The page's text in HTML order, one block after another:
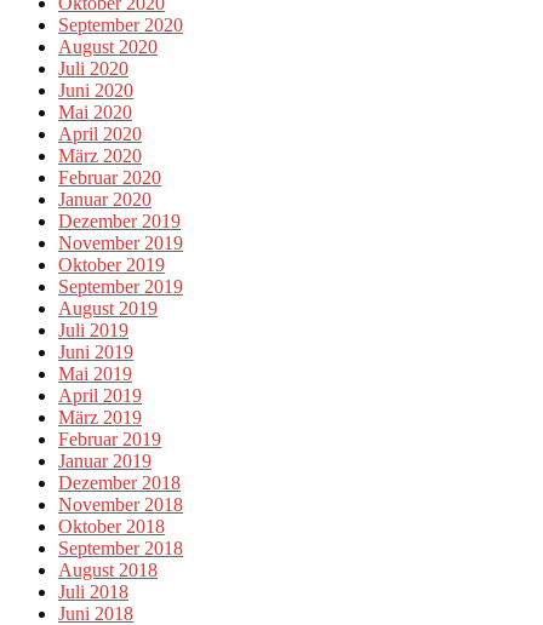
September 2020
August 2020
Juli 2020
Juni 2020
Mai 2020
April 2020
März 2020
Februar 2020
Januar 2020
Dezember 2019
November 2019
Oktober 2019
September 2019
August 2019
Juli 2019
Juni 2019
Mai 2019
April 2019
März 2019
Februar 2019
Januar 2019
Dezember 2018
November 2018
Oktober 2018
September 2018
August 2018
Juli 2018
Juni 2018